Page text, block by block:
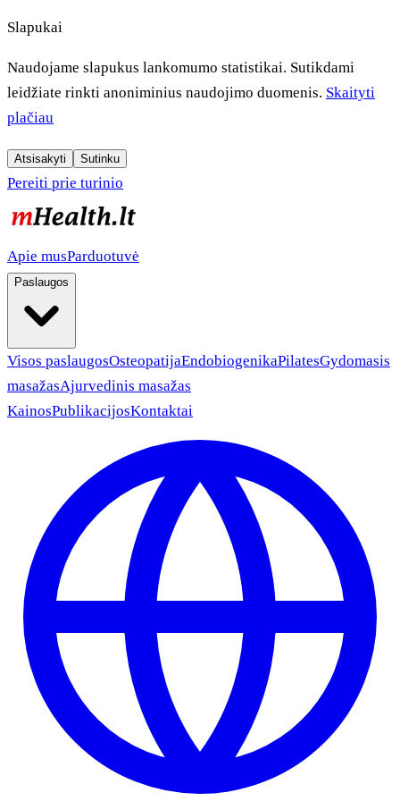
Slapukai
Naudojame slapukus lankomumo statistikai. Sutikdami
leidžiate rinkti anoniminius naudojimo duomenis. Skaityti
plačiau
Atsisakyti Sutinku
Pereiti prie turinio
Apie musParduotuvė
Paslaugos
Visos paslaugosOsteopatijaEndobiogenikaPilatesGydomasis
masažasAjurvedinis masažas
KainosPublikacijosKontaktai